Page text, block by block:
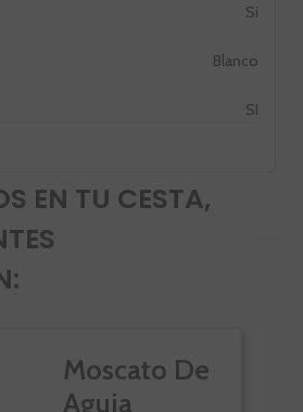
Si
Blanco
SI
EN TU CESTA,
Moscato De
Aguja